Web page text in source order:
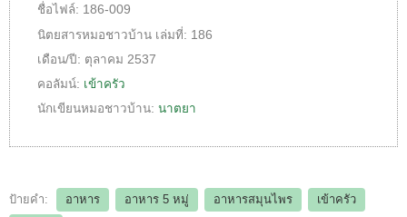
ชื่อไฟล์: 186-009
นิตยสารหมอชาวบ้าน เล่มที่: 186
เดือน/ปี: ตุลาคม 2537
คอลัมน์: เข้าครัว
นักเขียนหมอชาวบ้าน: นาตยา
ป้ายคำ: อาหาร อาหาร 5 หมู่ อาหารสมุนไพร
เข้าครัว